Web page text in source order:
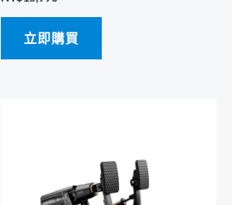
立即購買